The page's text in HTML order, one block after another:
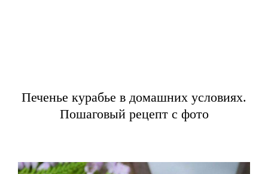
Печенье курабье в домашних условиях.
Пошаговый рецепт с фото